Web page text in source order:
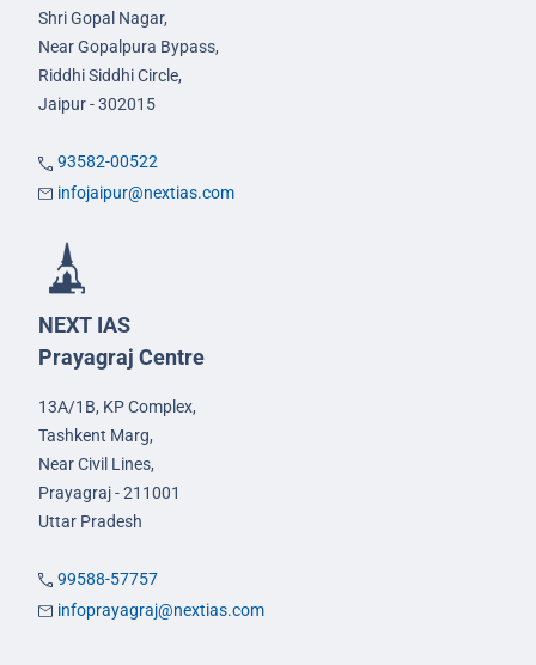
Shri Gopal Nagar,
Near Gopalpura Bypass,
Riddhi Siddhi Circle,
Jaipur - 302015
93582-00522
infojaipur@nextias.com
NEXT IAS
Prayagraj Centre
13A/1B, KP Complex,
Tashkent Marg,
Near Civil Lines,
Prayagraj - 211001
Uttar Pradesh
99588-57757
infoprayagraj@nextias.com